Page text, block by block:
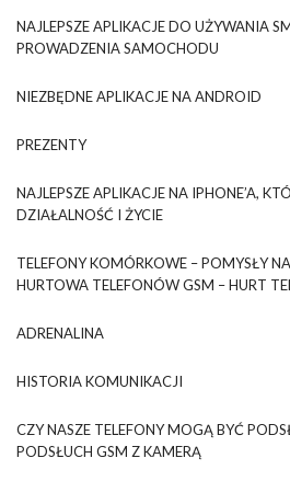
NAJLEPSZE APLIKACJE DO UŻYWANIA
PROWADZENIA SAMOCHODU
NIEZBĘDNE APLIKACJE NA ANDROID
PREZENTY
NAJLEPSZE APLIKACJE NA IPHONE’A,
DZIAŁALNOŚĆ I ŻYCIE
TELEFONY KOMÓRKOWE – POMYSŁY
HURTOWA TELEFONÓW GSM – HURT
ADRENALINA
HISTORIA KOMUNIKACJI
CZY NASZE TELEFONY MOGĄ BYĆ
PODSŁUCH GSM Z KAMERĄ